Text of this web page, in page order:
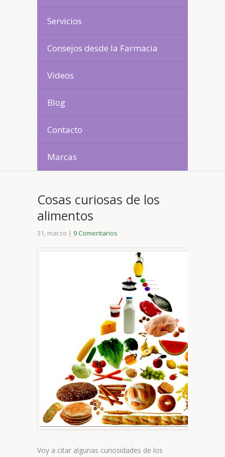
Servicios
Consejos desde la Farmacia
Videos
Blog
Contacto
Marcas
Cosas curiosas de los
alimentos
31, marzo | 9 Comentarios
Voy a citar algunas curiosidades de los